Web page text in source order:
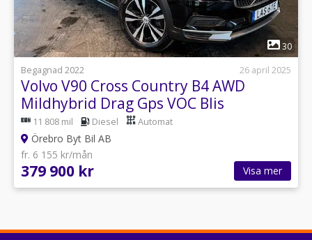
1
30
Begagnad 2022
26 april 2025
Volvo V90 Cross Country B4 AWD
Mildhybrid Drag Gps VOC Blis
11 808 mil Diesel Automat
Örebro Byt Bil AB
fr. 6 155 kr/mån
379 900 kr Visa mer